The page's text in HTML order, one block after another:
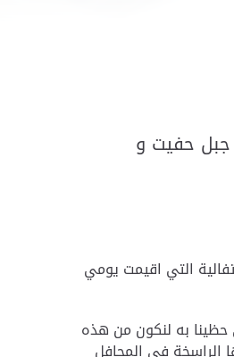
جبل حفيت و
التي اقيمت يومي
حظينا به لنكون من هذه
الراسخة في المحافل